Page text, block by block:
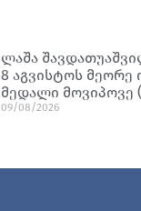
ლაშა
8 აგვისტოს მეორე
მედალი მოვიპოვე
09/08/2026